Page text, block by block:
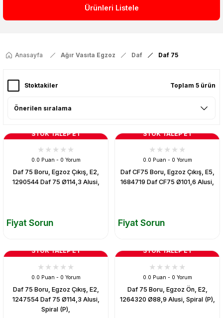
Ürünleri Listele
Anasayfa Ağır Vasıta Egzoz Daf Daf 75
Stoktakiler Toplam 5 ürün
STOK TALEP ET
0.0 Puan - 0 Yorum
Daf 75 Boru, Egzoz Çıkış, E2,
1290544 Daf 75 Ø114,3 Alusi,
Fiyat Sorun
STOK TALEP ET
0.0 Puan - 0 Yorum
Daf CF75 Boru, Egzoz Çıkış, E5,
1684719 Daf CF75 Ø101,6 Alusi,
Fiyat Sorun
STOK TALEP ET
0.0 Puan - 0 Yorum
Daf 75 Boru, Egzoz Çıkış, E2,
1247554 Daf 75 Ø114,3 Alusi,
Spiral (P),
STOK TALEP ET
0.0 Puan - 0 Yorum
Daf 75 Boru, Egzoz Ön, E2,
1264320 Ø88,9 Alusi, Spiral (P),